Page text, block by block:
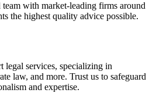
with market-leading firms around
the highest quality advice possible.
legal services, specializing in
law, and more. Trust us to safeguard
and expertise.